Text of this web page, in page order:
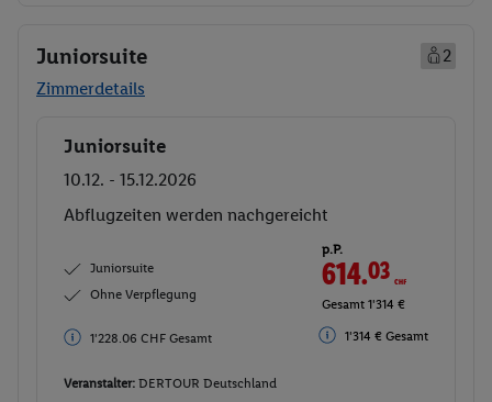
Juniorsuite
2
Zimmerdetails
Buchen
Juniorsuite
10.12. - 15.12.2026
Abflugzeiten werden nachgereicht
Juniorsuite
Ohne Verpflegung
1'228.06 CHF Gesamt
p.P.
614.03CHF
Gesamt 1'314 €
1'314 € Gesamt
Veranstalter: DERTOUR Deutschland